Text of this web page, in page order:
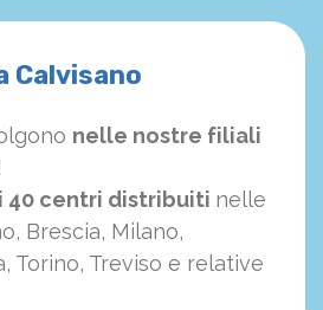
Calvisano
nelle nostre filiali
40 centri distribuiti nelle
Brescia, Milano,
Torino, Treviso e relative